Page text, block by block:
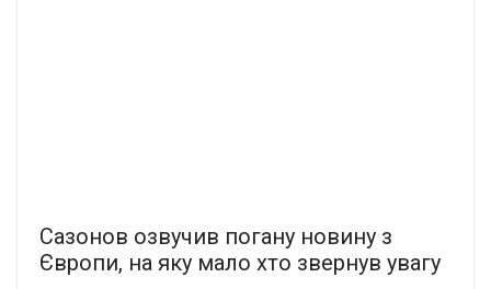
Сазонов озвучив погану новину з
Європи, на яку мало хто звернув увагу